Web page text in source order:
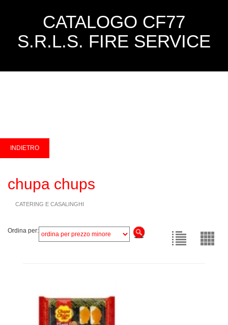
CATALOGO CF77
S.R.L.S. FIRE SERVICE
chupa chups
CATERING E CASALINGHI
Ordina per: